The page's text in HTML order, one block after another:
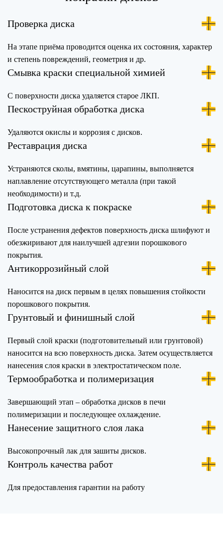
Проверка диска
На этапе приёма проводится оценка их состояния, характер
и степень повреждений, геометрия и др.
Смывка краски специальной химией
С поверхности диска удаляется старое ЛКП.
Пескоструйная обработка диска
Удаляются окислы и коррозия с дисков.
Реставрация диска
Устраняются сколы, вмятины, царапины, выполняется
наплавление отсутствующего металла (при такой
необходимости) и т.д.
Подготовка диска к покраске
После устранения дефектов поверхность диска шлифуют и
обезжиривают для наилучшей адгезии порошкового
покрытия.
Антикоррозийный слой
Наносится на диск первым в целях повышения стойкости
порошкового покрытия.
Грунтовый и финишный слой
Первый слой краски (подготовительный или грунтовой)
наносится на всю поверхность диска. Затем осуществляется
нанесения слоя краски в электростатическом поле.
Термообработка и полимеризация
Завершающий этап – обработка дисков в печи
полимеризации и последующее охлаждение.
Нанесение защитного слоя лака
Высокопрочный лак для зашиты дисков.
Контроль качества работ
Для предоставления гарантии на работу